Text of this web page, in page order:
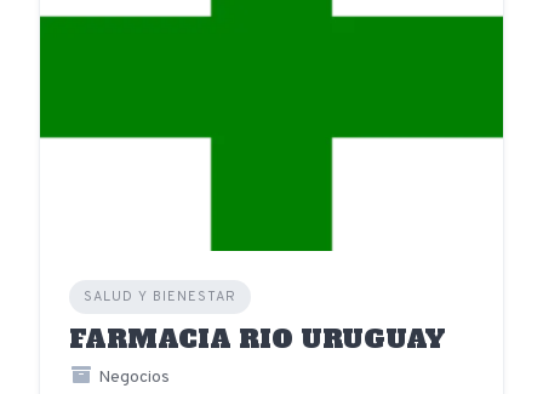
SALUD Y BIENESTAR
FARMACIA RIO URUGUAY
Negocios